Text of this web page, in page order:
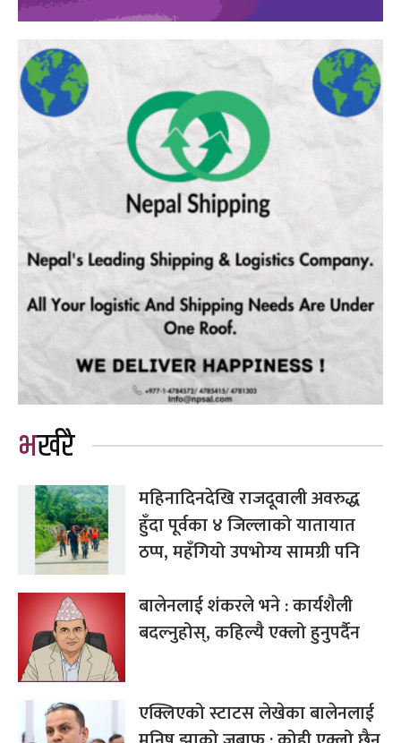
भर्खरै
महिनादिनदेखि राजदूवाली अवरुद्ध
हुँदा पूर्वका ४ जिल्लाको यातायात
ठप्प, महँगियो उपभोग्य सामग्री पनि
बालेनलाई शंकरले भने : कार्यशैली
बदल्नुहोस्, कहिल्यै एक्लो हुनुपर्दैन
एक्लिएको स्टाटस लेखेका बालेनलाई